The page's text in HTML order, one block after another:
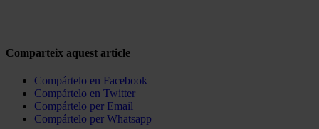
Comparteix aquest article
Compártelo en Facebook
Compártelo en Twitter
Compártelo per Email
Compártelo per Whatsapp